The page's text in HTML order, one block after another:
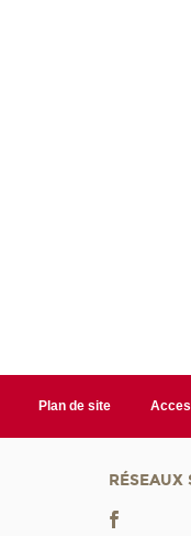
Plan de site
RÉSEAUX